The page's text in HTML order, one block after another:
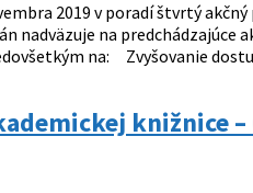
2019 v poradí štvrtý
nadväzuje na predchádzajúce
na: Zvyšovanie
knižnice